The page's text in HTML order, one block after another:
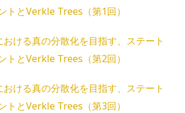
トとVerkle Trees（第1回）
ける真の分散化を目指す、ステート
トとVerkle Trees（第2回）
ける真の分散化を目指す、ステート
トとVerkle Trees（第3回）